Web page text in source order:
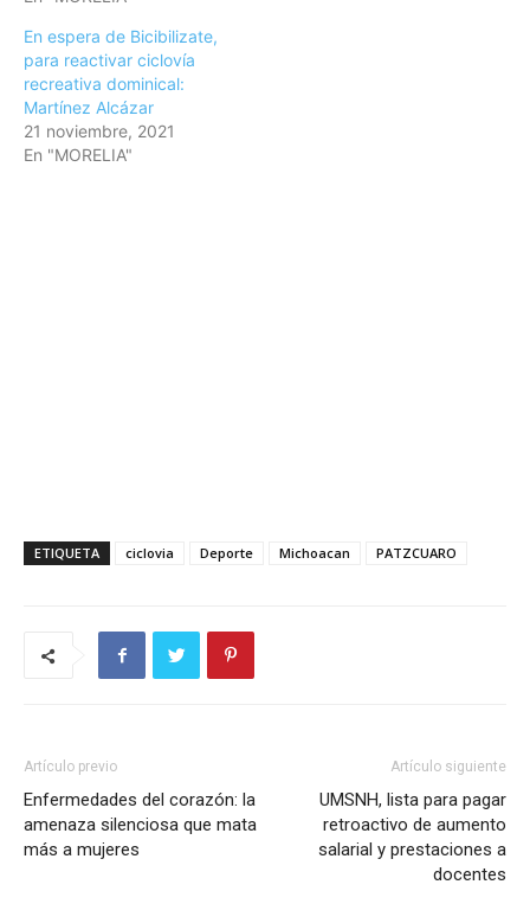
En espera de Bicibilizate,
para reactivar ciclovía
recreativa dominical:
Martínez Alcázar
21 noviembre, 2021
En "MORELIA"
ETIQUETA ciclovia Deporte Michoacan PATZCUARO
Artículo previo
Enfermedades del corazón: la
amenaza silenciosa que mata
más a mujeres
Artículo siguiente
UMSNH, lista para pagar
retroactivo de aumento
salarial y prestaciones a
docentes